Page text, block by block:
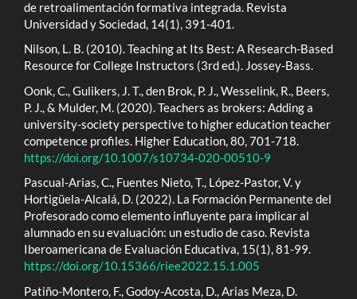
de retroalimentación formativa integrada. Revista
Universidad y Sociedad, 14(1), 391-401.
Nilson, L. B. (2010). Teaching at Its Best: A Research-Based
Resource for College Instructors (3rd ed.). Jossey-Bass.
Oonk, C., Gulikers, J. T., den Brok, P. J., Wesselink, R., Beers,
P. J., & Mulder, M. (2020). Teachers as brokers: Adding a
university-society perspective to higher education teacher
competence profiles. Higher Education, 80, 701-718.
https://doi.org/10.1007/s10734-020-00510-9
Pascual-Arias, C., Fuentes Nieto, T., López-Pastor, V. y
Hortigüela-Alcalá, D. (2022). La Formación Permanente del
Profesorado como elemento influyente para implicar al
alumnado en su evaluación: un estudio de caso. Revista
Iberoamericana de Evaluación Educativa, 15(1), 81-99.
https://doi.org/10.15366/riee2022.15.1.005
Patiño-Montero, F., Godoy-Acosta, D., Arias Meza, D.